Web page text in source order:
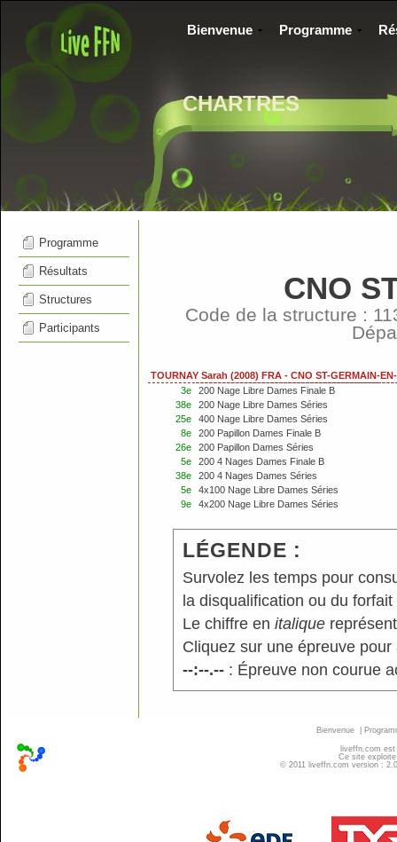
CHARTRES
Bienvenue Programme
Programme
Résultats
Structures
Participants
CNO
Code de la structure :
TOURNAY Sarah (2008) FRA - CNO ST-GERMAIN-
3e
200 Nage Libre Dames Finale B
38e
200 Nage Libre Dames Séries
25e
400 Nage Libre Dames Séries
8e
200 Papillon Dames Finale B
26e
200 Papillon Dames Séries
5e
200 4 Nages Dames Finale B
38e
200 4 Nages Dames Séries
5e
4x100 Nage Libre Dames Séries
9e
4x200 Nage Libre Dames Séries
LÉGENDE :
Survolez les temps pour
la disqualification ou du forfait
Le chiffre en italique
Cliquez sur une épreuve
--:--.--: Épreuve non courue
Bienvenue
liveffn.com
Ce site
© 2011 liveffn.com version :